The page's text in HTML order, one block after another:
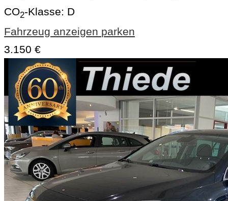
CO2-Klasse: D
Fahrzeug anzeigen parken
3.150 €